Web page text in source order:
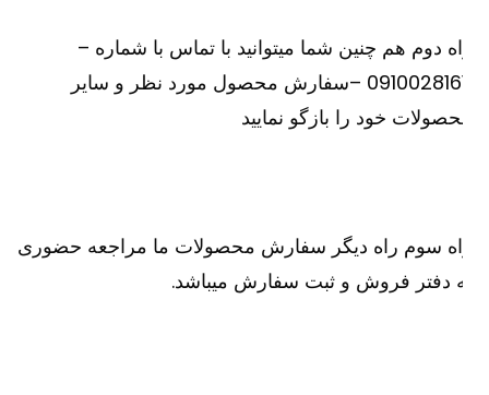
دوم هم چنین شما میتوانید با تماس با شماره –
09100281611 –سفارش محصول مورد نظر و سایر
خود را بازگو نمایید
سوم راه دیگر سفارش محصولات ما مراجعه حضوری
دفتر فروش و ثبت سفارش میباشد.